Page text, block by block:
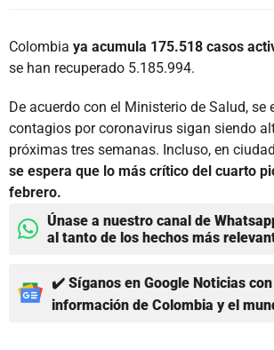
Colombia ya acumula 175.518 casos
se han recuperado 5.185.994.
De acuerdo con el Ministerio de Salud, se
contagios por coronavirus sigan siendo
próximas tres semanas. Incluso, en
se espera que lo más crítico del cuarto
febrero.
Únase a nuestro canal de
al tanto de los hechos más
✔️ Síganos en Google Noticias
información de Colombia y el